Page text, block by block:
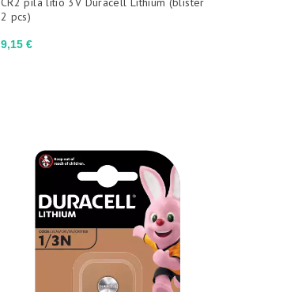
Precio
9,15 €
2 pcs)